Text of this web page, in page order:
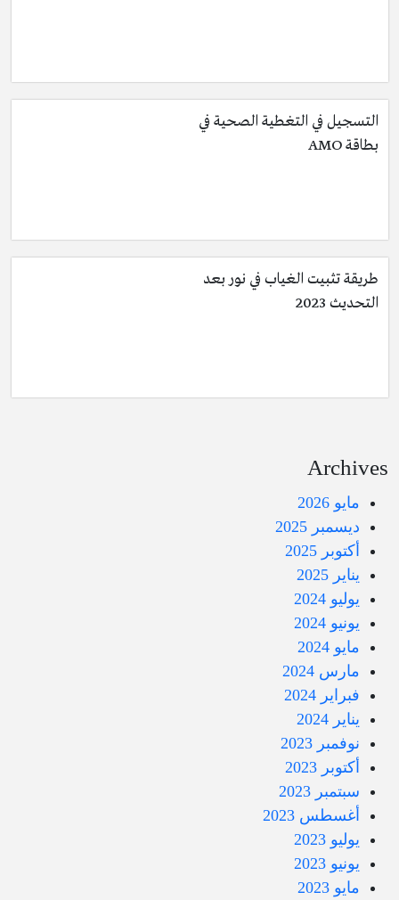
التسجيل في التغطية الصحية في
بطاقة AMO
طريقة تثبيت الغياب في نور بعد
التحديث 2023
Archives
مايو 2026
ديسمبر 2025
أكتوبر 2025
يناير 2025
يوليو 2024
يونيو 2024
مايو 2024
مارس 2024
فبراير 2024
يناير 2024
نوفمبر 2023
أكتوبر 2023
سبتمبر 2023
أغسطس 2023
يوليو 2023
يونيو 2023
مايو 2023